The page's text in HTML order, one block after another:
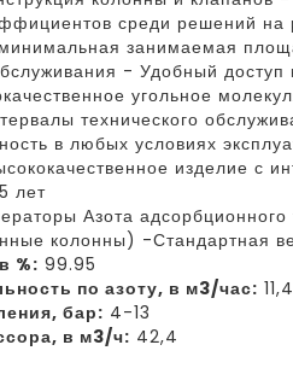
среди решений на
занимаемая
- Удобный
угольное
технического
в любых условиях
изделие с
лет
Азота
колонны) -Стандартная
%: 99.95
по азоту, в м3/час: 11,4
бар: 4-13
в м3/ч: 42,4